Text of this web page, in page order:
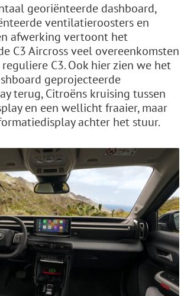
georiënteerde dashboard,
ventilatieroosters en
afwerking vertoont het
C3 Aircross veel overeenkomsten
C3. Ook hier zien we het
geprojecteerde
terug, Citroëns kruising tussen
en een wellicht fraaier, maar
achter het stuur.